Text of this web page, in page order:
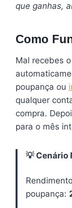
que ganhas,
Como
Mal recebes
poupança ou
qualquer
compra.
para o mês
💡 Cenário
poupança: